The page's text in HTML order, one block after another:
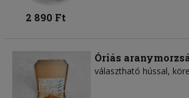
2 890 Ft
Óriás
választható hússal,